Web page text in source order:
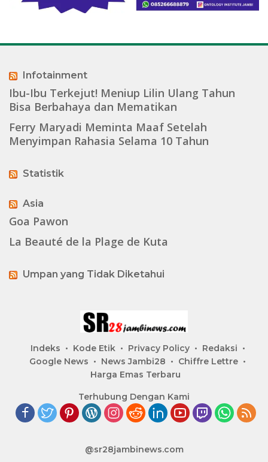
Infotainment
Ibu-Ibu Terkejut! Meniup Lilin Ulang Tahun
Bisa Berbahaya dan Mematikan
Ferry Maryadi Meminta Maaf Setelah
Menyimpan Rahasia Selama 10 Tahun
Statistik
Asia
Goa Pawon
La Beauté de la Plage de Kuta
Umpan yang Tidak Diketahui
Indeks Kode Etik Privacy Policy
Redaksi
Google News
News Jambi28
Chiffre Lettre
Harga Emas Terbaru
Terhubung Dengan Kami
@sr28jambinews.com